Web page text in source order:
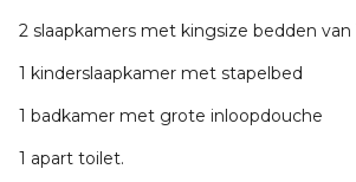
2 slaapkamers met kingsize bedden van
1 kinderslaapkamer met stapelbed
1 badkamer met grote inloopdouche
1 apart toilet.